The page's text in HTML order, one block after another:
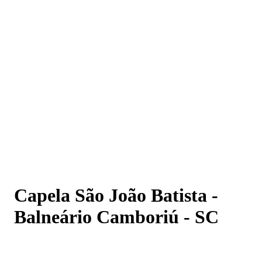
Capela São João Batista -
Balneário Camboriú - SC